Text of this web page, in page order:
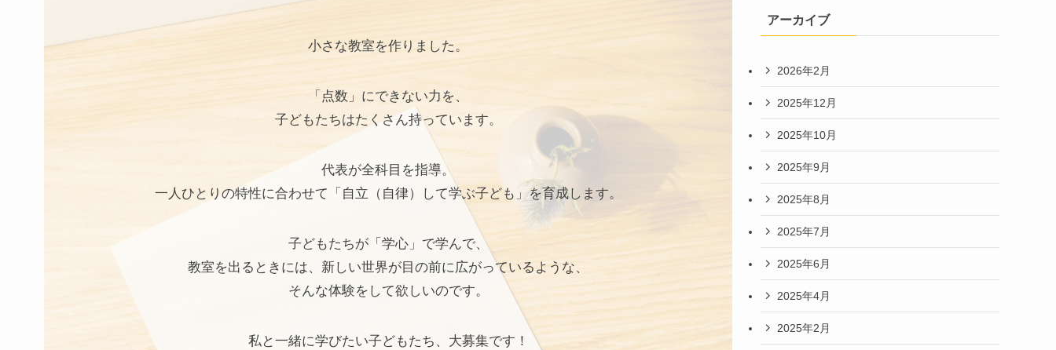
小さな教室を作りました。
「点数」にできない力を、
子どもたちはたくさん持っています。
代表が全科目を指導。
一人ひとりの特性に合わせて「自立（自律）して学ぶ子ども」を育成します。
子どもたちが「学心」で学んで、
教室を出るときには、新しい世界が目の前に広がっているような、
そんな体験をして欲しいのです。
私と一緒に学びたい子どもたち、大募集です！
アーカイブ
2026年2月
2025年12月
2025年10月
2025年9月
2025年8月
2025年7月
2025年6月
2025年4月
2025年2月